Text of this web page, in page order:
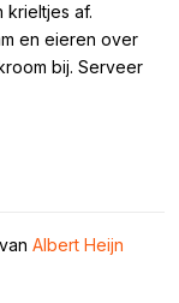
krieltjes af.
en eieren over
bij. Serveer
Albert Heijn